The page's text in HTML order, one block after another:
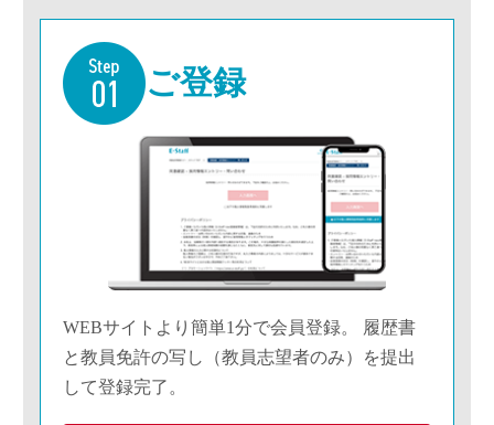
ご登録
WEBサイトより簡単1分で会員登録。 履歴書
と教員免許の写し（教員志望者のみ）を提出
して登録完了。